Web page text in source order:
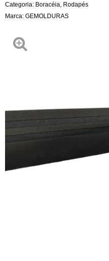
Categoria: Boracéia Rodapés
Marca: GEMOLDURAS